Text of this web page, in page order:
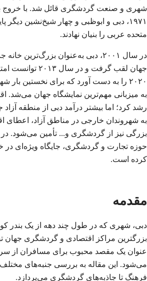
شهری و صنعت گردشگری قائل شد. با خروج
۱۹۷۱، دبی و ابوظبی و چهار شیخ‌نشین دیگر
متحده عربی را بنیان نهادند.
در سال ۲۰۰۱، دبی به‌عنوان بزرگ‌ترین
جهان لقب گرفت و در
۲۰۲۰ را به دست آورد که برای نخستین بار
به میزبانی مهم‌ترین نمایشگاه جهان می‌شد.
رشد کرد؛ اما بیشتر درآمد دبی از منطقه
به شهروندان خارجی در مناطق آزاد،
بزرگی نیز از گردشگری و... تأمین می‌شود.
حوزه تجارت و گردشگری، جایگاه ویژه‌ای در
کرده ‌است.
مقدمه
دبی، شهری که در طول چند دهه از یک بندر
بزرگترین مراکز اقتصادی و گردشگری جهان
عنوان یک مقصد محبوب برای مسافران از
می‌شود. این مقاله به بررسی جنبه‌های مختلف
فرهنگ تا جاذبه‌های گردشگری می‌پردازد.